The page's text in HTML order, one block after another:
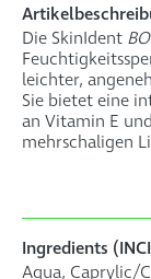
Die SkinIdent
leichter,
Sie bietet eine
an Vitamin E
mehrschaligen
Ingredients
Aqua, Caprylic/